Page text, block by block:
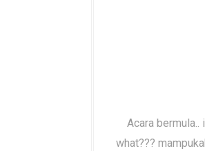
Acara bermula..
what???